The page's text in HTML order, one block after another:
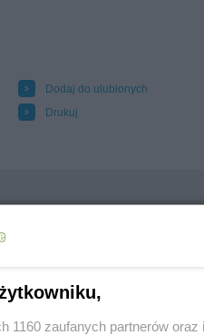
Dodaj do ulubionych
Drukuj
1160 zaufanych partnerów